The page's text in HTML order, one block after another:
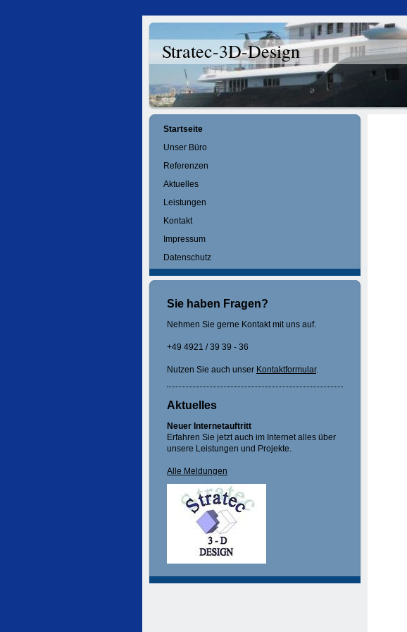
Stratec-3D-Design
Startseite
Unser Büro
Referenzen
Aktuelles
Leistungen
Kontakt
Impressum
Datenschutz
Sie haben Fragen?
Nehmen Sie gerne Kontakt mit uns auf.
+49 4921 / 39 39 - 36
Nutzen Sie auch unser Kontaktformular.
Aktuelles
Neuer Internetauftritt
Erfahren Sie jetzt auch im Internet alles über
unsere Leistungen und Projekte.
Alle Meldungen